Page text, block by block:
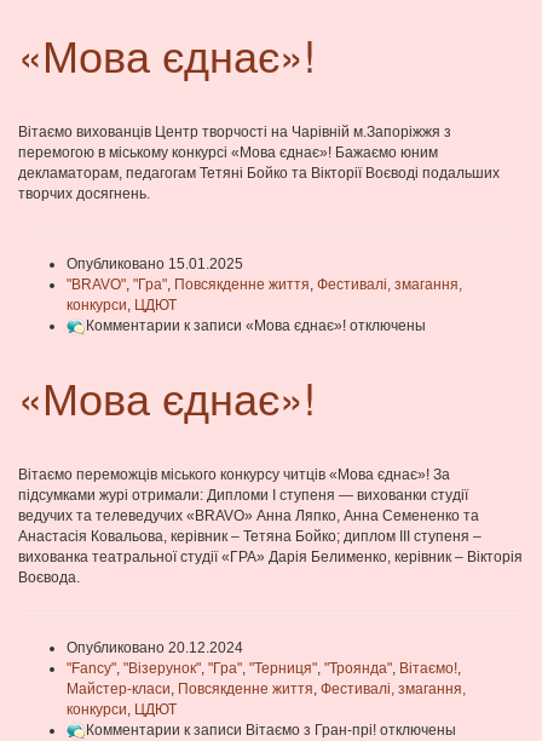
«Мова єднає»!
Вітаємо вихованців Центр творчості на Чарівній м.Запоріжжя з
перемогою в міському конкурсі «Мова єднає»! Бажаємо юним
декламаторам, педагогам Тетяні Бойко та Вікторії Воєводі подальших
творчих досягнень.
Опубликовано 15.01.2025
"BRAVO", "Гра", Повсякденне життя, Фестивалі, змагання,
конкурси, ЦДЮТ
Комментарии к записи «Мова єднає»! отключены
«Мова єднає»!
Вітаємо переможців міського конкурсу читців «Мова єднає»! За
підсумками журі отримали: Дипломи І ступеня — вихованки студії
ведучих та телеведучих «BRAVO» Анна Ляпко, Анна Семененко та
Анастасія Ковальова, керівник – Тетяна Бойко; диплом ІІІ ступеня –
вихованка театральної студії «ГРА» Дарія Белименко, керівник – Вікторія
Воєвода.
Опубликовано 20.12.2024
"Fancy", "Візерунок", "Гра", "Терниця", "Троянда", Вітаємо!,
Майстер-класи, Повсякденне життя, Фестивалі, змагання,
конкурси, ЦДЮТ
Комментарии к записи Вітаємо з Гран-прі! отключены